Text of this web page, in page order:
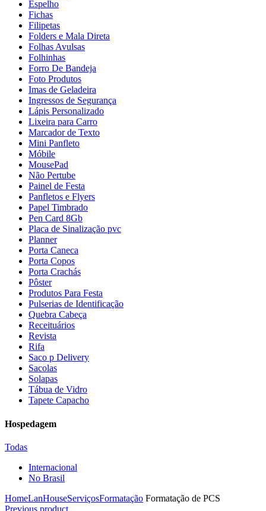
Espelho
Fichas
Filipetas
Folders e Mala Direta
Folhas Avulsas
Folhinhas
Forro De Bandeja
Foto Produtos
Imas de Geladeira
Ingressos de Segurança
Lápis Personalizado
Lixeira para Carro
Marcador de Texto
Mini Panfleto
Móbile
MousePad
Não Pertube
Painel de Festa
Panfletos e Flyers
Papel Timbrado
Pen Card 8Gb
Placa de Sinalização pvc
Planner
Porta Caneca
Porta Copos
Porta Crachás
Pôster
Produtos Para Festa
Pulserias de Identificação
Quebra Cabeça
Receituários
Revista
Rifa
Saco p Delivery
Sacolas
Solapas
Tábua de Vidro
Tapete Capacho
Hospedagem
Todas
Internacional
No Brasil
HomeLanHouseServiçosFormatação Formatação de PCS
Previous product